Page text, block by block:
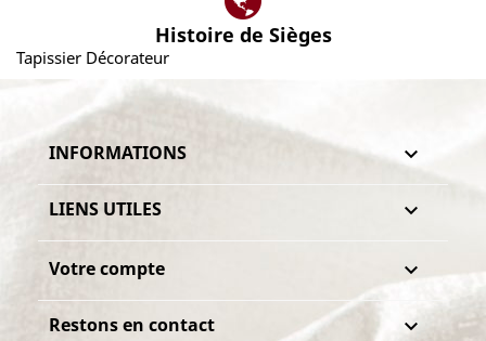
Histoire de Sièges
Tapissier Décorateur
INFORMATIONS 
LIENS UTILES 
Votre compte 
Restons en contact 